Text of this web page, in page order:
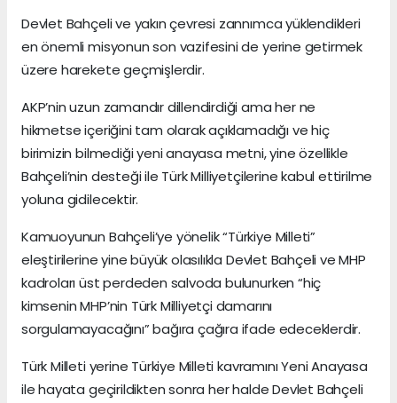
Devlet Bahçeli ve yakın çevresi zannımca yüklendikleri
en önemli misyonun son vazifesini de yerine getirmek
üzere harekete geçmişlerdir.
AKP’nin uzun zamandır dillendirdiği ama her ne
hikmetse içeriğini tam olarak açıklamadığı ve hiç
birimizin bilmediği yeni anayasa metni, yine özellikle
Bahçeli’nin desteği ile Türk Milliyetçilerine kabul ettirilme
yoluna gidilecektir.
Kamuoyunun Bahçeli’ye yönelik “Türkiye Milleti”
eleştirilerine yine büyük olasılıkla Devlet Bahçeli ve MHP
kadroları üst perdeden salvoda bulunurken “hiç
kimsenin MHP’nin Türk Milliyetçi damarını
sorgulamayacağını” bağıra çağıra ifade edeceklerdir.
Türk Milleti yerine Türkiye Milleti kavramını Yeni Anayasa
ile hayata geçirildikten sonra her halde Devlet Bahçeli